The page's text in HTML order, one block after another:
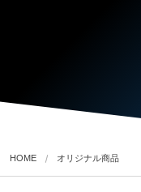
HOME オリジナル商品